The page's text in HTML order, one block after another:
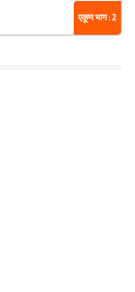
एकूण भाग : 2